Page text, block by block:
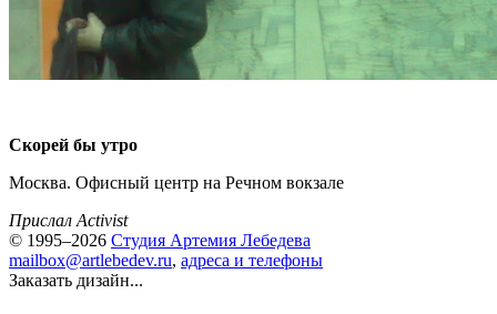
Скорей бы утро
Москва. Офисный центр на Речном вокзале
Прислал Activist
© 1995–2026 Студия Артемия Лебедева
mailbox@artlebedev.ru, адреса и телефоны
Заказать дизайн...